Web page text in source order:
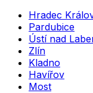
Hradec
Pardubice
Ústí nad
Zlín
Kladno
Havířov
Most